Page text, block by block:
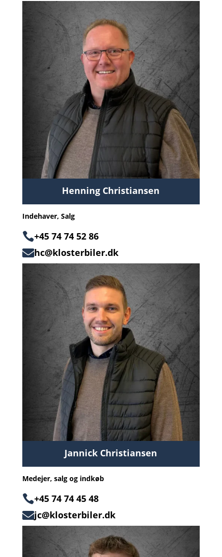
Henning Christiansen
Indehaver, Salg
+45 74 74 52 86
hc@klosterbiler.dk
Jannick Christiansen
Medejer, salg og indkøb
+45 74 74 45 48
jc@klosterbiler.dk